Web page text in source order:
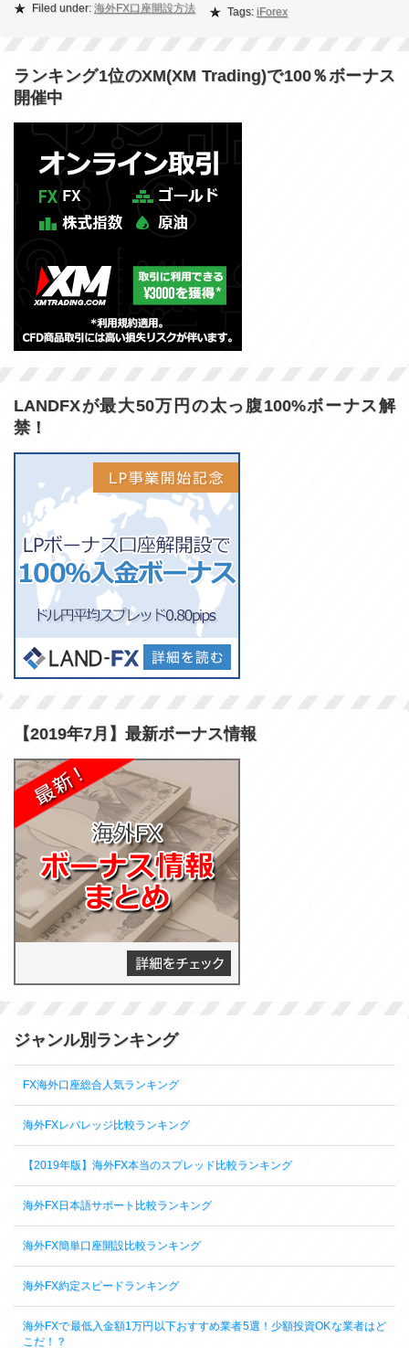
Filed under: 海外FX口座開設方法 Tags: iForex
ランキング1位のXM(XM Trading)で100％ボーナス
開催中
LANDFXが最大50万円の太っ腹100%ボーナス解
禁！
【2019年7月】最新ボーナス情報
ジャンル別ランキング
FX海外口座総合人気ランキング
海外FXレバレッジ比較ランキング
【2019年版】海外FX本当のスプレッド比較ランキング
海外FX日本語サポート比較ランキング
海外FX簡単口座開設比較ランキング
海外FX約定スピードランキング
海外FXで最低入金額1万円以下おすすめ業者5選！少額投資OKな業者はど
こだ！？